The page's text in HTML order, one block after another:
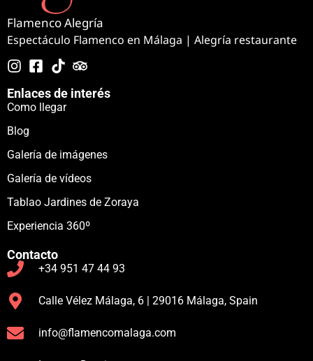
Flamenco Alegría
Espectáculo Flamenco en Málaga | Alegría restaurante
Enlaces de interés
Como llegar
Blog
Galería de imágenes
Galería de vídeos
Tablao Jardines de Zoraya
Experiencia 360º
Contacto
+34 951 47 44 93
Calle Vélez Málaga, 6 | 29016 Málaga, Spain
info@flamencomalaga.com